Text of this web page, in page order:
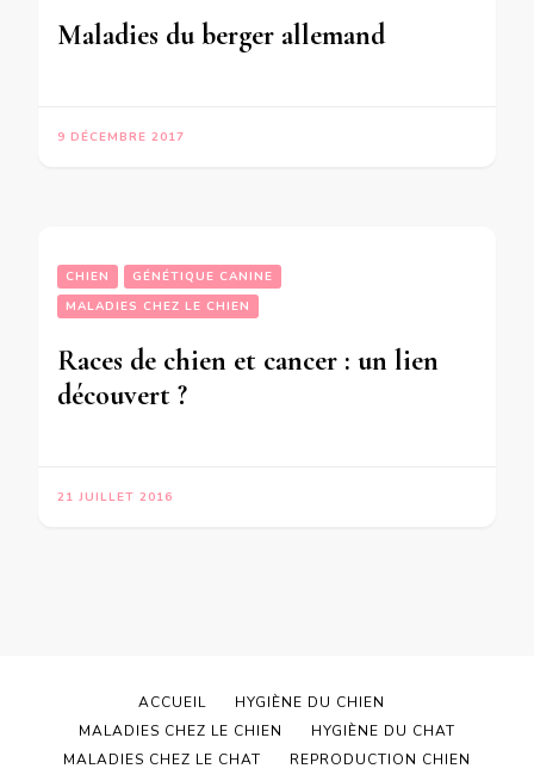
Maladies du berger allemand
9 DÉCEMBRE 2017
CHIEN
GÉNÉTIQUE CANINE
MALADIES CHEZ LE CHIEN
Races de chien et cancer : un lien
découvert ?
21 JUILLET 2016
ACCUEIL
HYGIÈNE DU CHIEN
MALADIES CHEZ LE CHIEN
HYGIÈNE DU CHAT
MALADIES CHEZ LE CHAT
REPRODUCTION CHIEN